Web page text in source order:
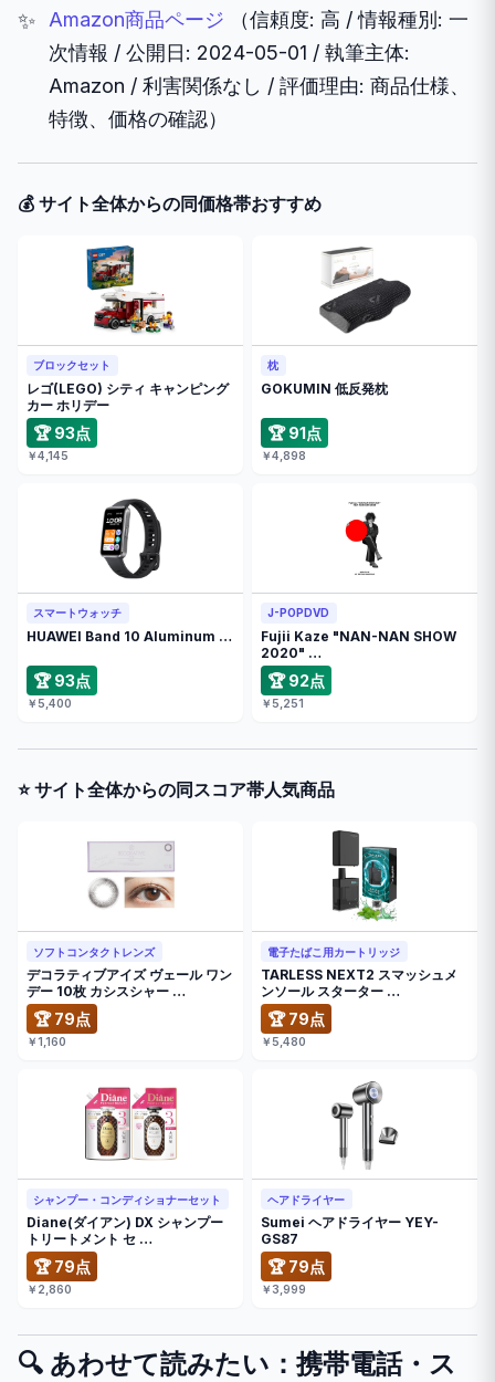
Amazon商品ページ （信頼度: 高 / 情報種別: 一
次情報 / 公開日: 2024-05-01 / 執筆主体:
Amazon / 利害関係なし / 評価理由: 商品仕様、
特徴、価格の確認）
💰 サイト全体からの同価格帯おすすめ
ブロックセット
レゴ(LEGO) シティ キャンピング
カー ホリデー
🏆 93点
￥4,145
枕
GOKUMIN 低反発枕
🏆 91点
￥4,898
スマートウォッチ
HUAWEI Band 10 Aluminum …
🏆 93点
￥5,400
J-POPDVD
Fujii Kaze "NAN-NAN SHOW
2020" …
🏆 92点
￥5,251
⭐ サイト全体からの同スコア帯人気商品
ソフトコンタクトレンズ
デコラティブアイズ ヴェール ワン
デー 10枚 カシスシャー …
🏆 79点
￥1,160
電子たばこ用カートリッジ
TARLESS NEXT2 スマッシュメ
ンソール スターター …
🏆 79点
￥5,480
シャンプー・コンディショナーセット
Diane(ダイアン) DX シャンプー
トリートメント セ …
🏆 79点
￥2,860
ヘアドライヤー
Sumei ヘアドライヤー YEY-
GS87
🏆 79点
￥3,999
🔍 あわせて読みたい：携帯電話・ス